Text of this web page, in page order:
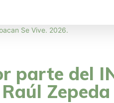
parte del
Zepeda